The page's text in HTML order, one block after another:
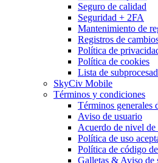
Seguro de calidad
Seguridad + 2FA
Mantenimiento de
Registros de
Política de
Política de cookies
Lista de
SkyCiv Mobile
Términos y condiciones
Términos generales
Aviso de usuario
Acuerdo de nivel de
Política de uso
Política de código
Galletas & Aviso de